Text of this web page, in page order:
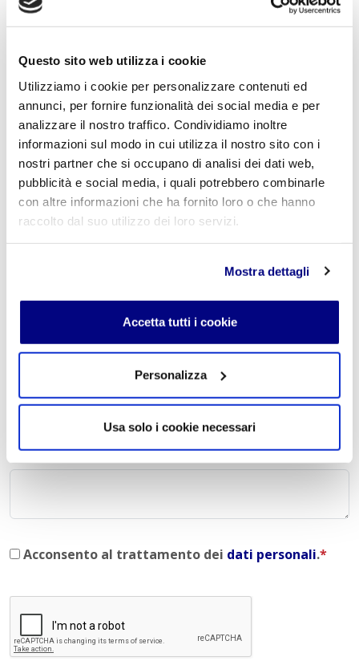
Questo sito web utilizza i cookie
Utilizziamo i cookie per personalizzare contenuti ed
annunci, per fornire funzionalità dei social media e per
analizzare il nostro traffico. Condividiamo inoltre
informazioni sul modo in cui utilizza il nostro sito con i
nostri partner che si occupano di analisi dei dati web,
pubblicità e social media, i quali potrebbero combinarle
con altre informazioni che ha fornito loro o che hanno
raccolto dal suo utilizzo dei loro servizi.
Mostra dettagli
Accetta tutti i cookie
Personalizza
Usa solo i cookie necessari
paritaria: Istituto Tecnico Informatico, Istituto Tecnico
Scuola Superiore Paritaria Milano-Scuola Privata Informatica
Milano
Scuola Privata Turismo Milano-Liceo delle Scienze Umane
indirizzo Economico Sociale Milano
Liceo Scientifico Milano
Contattaci per maggiori informazioni:info@istitutofreud.it
Lascia un commento
Commento*
Acconsento al trattamento dei dati personali.*